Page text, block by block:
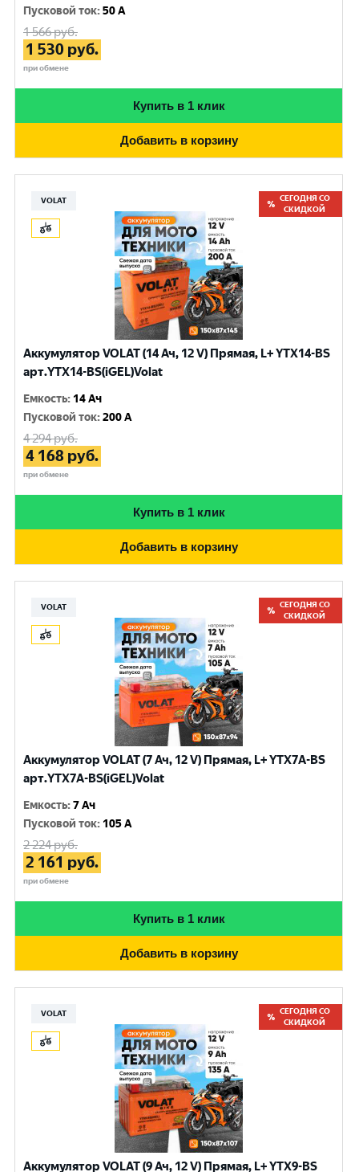
Пусковой ток:50 A
1 566руб.
1 530 руб.
при обмене
Купить в 1 клик
Добавить в корзину
VOLAT
СЕГОДНЯ СО
СКИДКОЙ
Аккумулятор VOLAT (14 Ач, 12 V) Прямая, L+ YTX14-BS
арт.YTX14-BS(iGEL)Volat
Емкость: 14 Ач
Пусковой ток:200 A
4 294руб.
4 168 руб.
при обмене
Купить в 1 клик
Добавить в корзину
VOLAT
СЕГОДНЯ СО
СКИДКОЙ
Аккумулятор VOLAT (7 Ач, 12 V) Прямая, L+ YTX7A-BS
арт.YTX7A-BS(iGEL)Volat
Емкость:7 Ач
Пусковой ток: 105 A
2 224руб.
2 161 руб.
при обмене
Купить в 1 клик
Добавить в корзину
VOLAT
СЕГОДНЯ СО
СКИДКОЙ
Аккумулятор VOLAT (9 Ач, 12 V) Прямая, L+ YTX9-BS